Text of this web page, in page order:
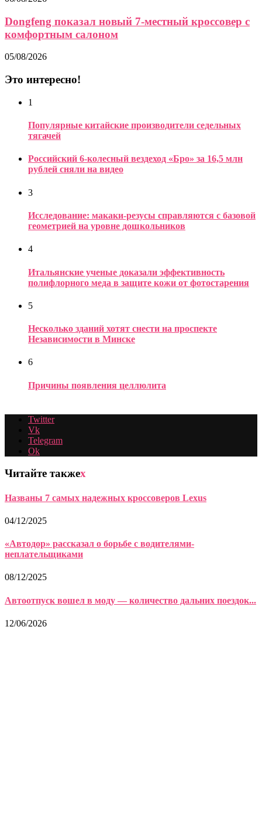
Dongfeng показал новый 7-местный кроссовер с
комфортным салоном
05/08/2026
Это интересно!
1
Популярные китайские производители седельных
тягачей
Российский 6-колесный вездеход «Бро» за 16,5 млн
рублей сняли на видео
3
Исследование: макаки-резусы справляются с базовой
геометрией на уровне дошкольников
4
Итальянские ученые доказали эффективность
полифлорного меда в защите кожи от фотостарения
5
Несколько зданий хотят снести на проспекте
Независимости в Минске
6
Причины появления целлюлита
Twitter
Vk
Telegram
Ok
Читайте такжеx
Названы 7 самых надежных кроссоверов Lexus
04/12/2025
«Автодор» рассказал о борьбе с водителями-
неплательщиками
08/12/2025
Автоотпуск вошел в моду — количество дальних поездок...
12/06/2026